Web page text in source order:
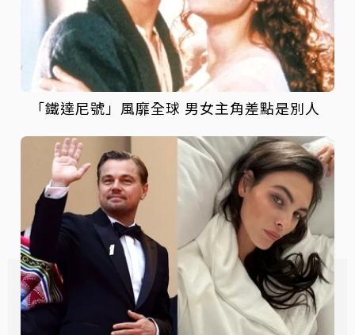
「鐵達尼號」風靡全球 男女主角差點是別人